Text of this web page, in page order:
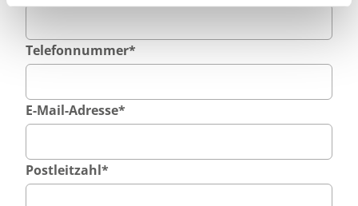
Telefonnummer*
E-Mail-Adresse*
Postleitzahl*